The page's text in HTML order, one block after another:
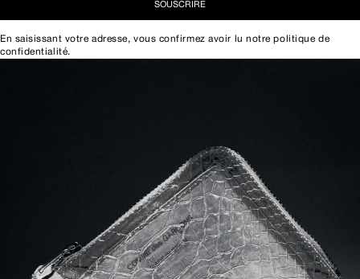
SOUSCRIRE
En saisissant votre adresse, vous confirmez avoir lu notrepolitique de
confidentialité.